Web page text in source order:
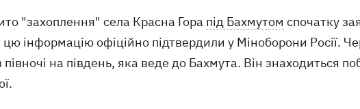
"захоплення" села Красна Гора під Бахмутом спочатку
цю інформацію офіційно підтвердили у Міноборони Росії.
півночі на південь, яка веде до Бахмута. Він знаходиться